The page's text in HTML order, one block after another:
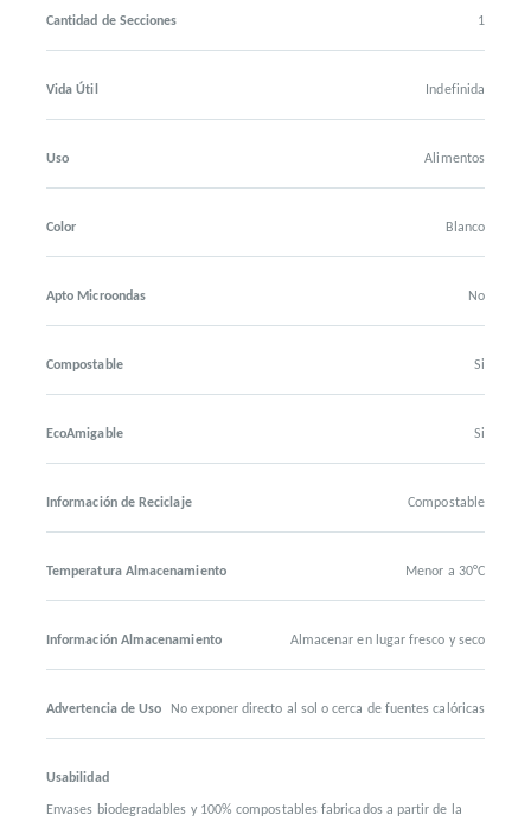
Cantidad de Secciones 1
Vida Útil Indefinida
Uso Alimentos
Color Blanco
Apto Microondas No
Compostable Si
EcoAmigable Si
Información de Reciclaje Compostable
Temperatura Almacenamiento Menor a 30°C
Información Almacenamiento Almacenar en lugar fresco y seco
Advertencia de Uso No exponer directo al sol o cerca de fuentes calóricas
Usabilidad
Envases biodegradables y 100% compostables fabricados a partir de la